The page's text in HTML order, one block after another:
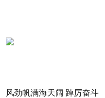
风劲帆满海天阔 踔厉奋斗